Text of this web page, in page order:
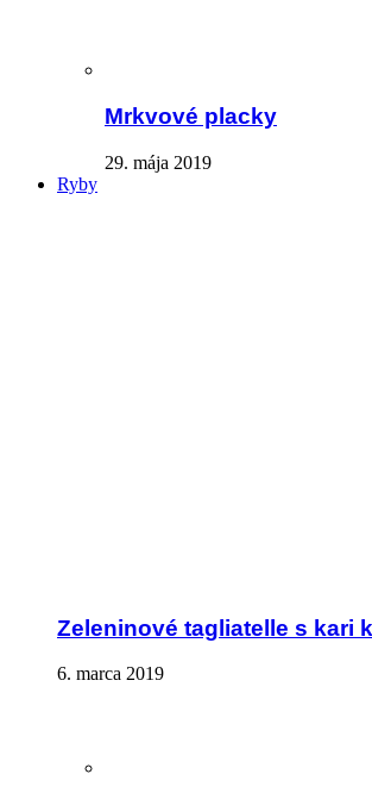
Mrkvové placky
29. mája 2019
Ryby
Zeleninové tagliatelle s kari
6. marca 2019